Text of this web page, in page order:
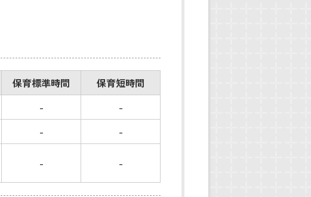
保育標準時間
保育短時間
-
-
-
-
- -